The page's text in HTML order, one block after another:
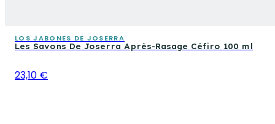
LOS JABONES DE JOSERRA
Les Savons De Joserra Après-Rasage Céfiro 100 ml
23,10 €